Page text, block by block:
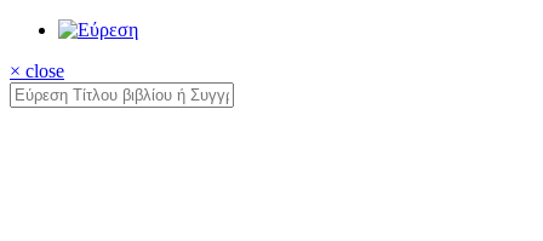
× close